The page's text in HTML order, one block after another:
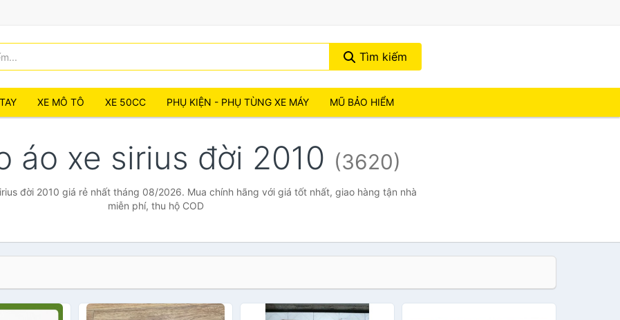
Tìm kiếm
XE MÔ TÔ XE 50CC PHỤ KIỆN - PHỤ TÙNG XE MÁY MŨ BẢO HIỂM
áo xe sirius đời 2010 (3620)
đời 2010 giá rẻ nhất tháng 08/2026. Mua chính hãng với giá tốt nhất, giao hàng tận nhà
miễn phí, thu hộ COD